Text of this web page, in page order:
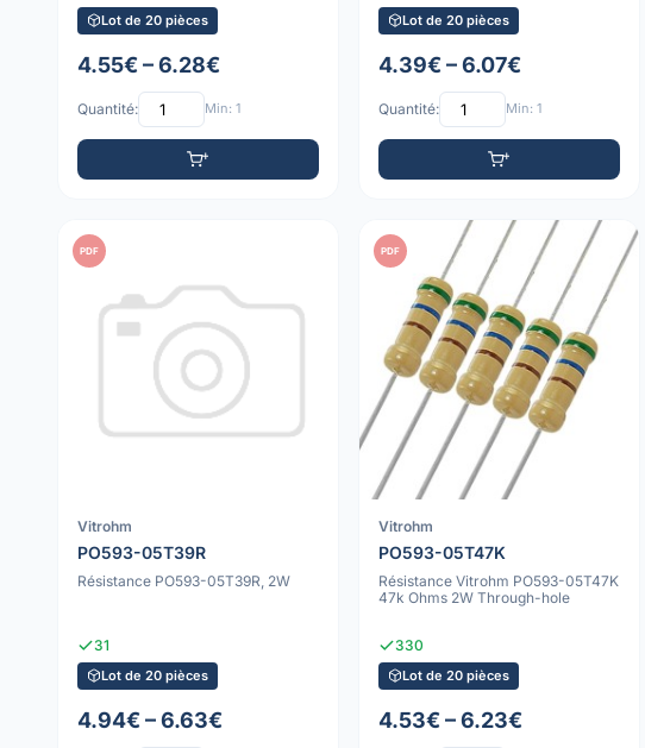
Lot de 20 pièces
4.55€ – 6.28€
Quantité: Min: 1
Lot de 20 pièces
4.39€ – 6.07€
Quantité: Min: 1
PDF
Vitrohm
PO593-05T39R
Résistance PO593-05T39R, 2W
31
Lot de 20 pièces
4.94€ – 6.63€
PDF
Vitrohm
PO593-05T47K
Résistance Vitrohm PO593-05T47K
47k Ohms 2W Through-hole
330
Lot de 20 pièces
4.53€ – 6.23€